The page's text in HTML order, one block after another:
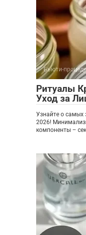
Бьюти-
Ритуалы
Уход за
Узнайте о самых
2026!
компоненты –